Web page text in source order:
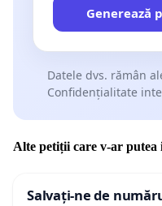
Generează
Datele dvs. rămân
Confidențialitate
Alte petiții care v-ar putea
Salvați-ne de